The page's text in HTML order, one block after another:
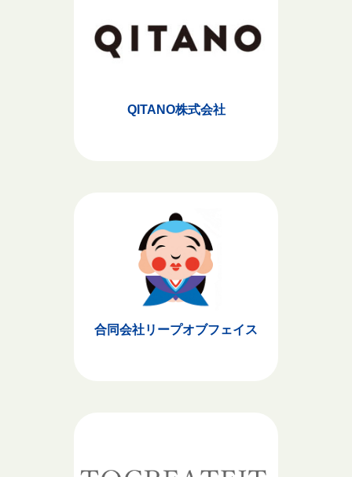
QITANO株式会社
合同会社リープオブフェイス